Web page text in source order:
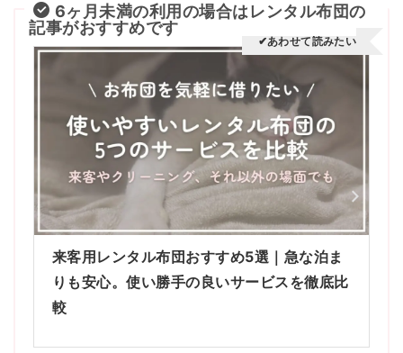
6ヶ月未満の利用の場合はレンタル布団の
記事がおすすめです
来客用レンタル布団おすすめ5選｜急な泊ま
りも安心。使い勝手の良いサービスを徹底比
較
✔あわせて読みたい